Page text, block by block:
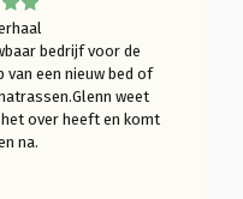
Eerlijk verhaal
Betrouwbaar bedrijf voor de
aankoop van een nieuw bed of
goede matrassen.Glenn weet
waar hij het over heeft en komt
afspraken na.